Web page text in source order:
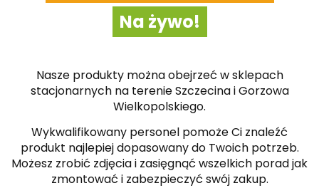
Na żywo!
Nasze produkty można obejrzeć w sklepach
stacjonarnych na terenie Szczecina i Gorzowa
Wielkopolskiego.
Wykwalifikowany personel pomoże Ci znaleźć
produkt najlepiej dopasowany do Twoich potrzeb.
Możesz zrobić zdjęcia i zasięgnąć wszelkich porad jak
zmontować i zabezpieczyć swój zakup.